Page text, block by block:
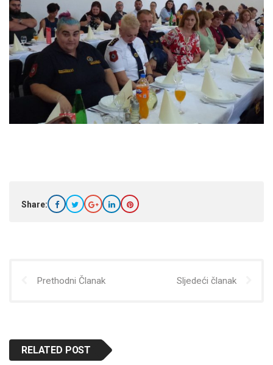
Share:
Prethodni Članak Sljedeći članak
RELATED POST